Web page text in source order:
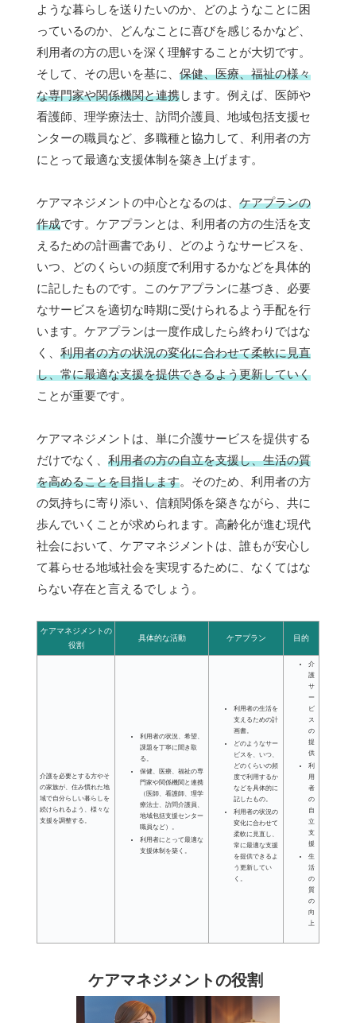
ような暮らしを送りたいのか、どのようなことに困
っているのか、どんなことに喜びを感じるかなど、
利用者の方の思いを深く理解することが大切です。
そして、その思いを基に、 保健、医療、福祉の様々
な専門家や関係機関と連携します。例えば、医師や
看護師、理学療法士、訪問介護員、地域包括支援セ
ンターの職員など、多職種と協力して、利用者の方
にとって最適な支援体制を築き上げます。
ケアマネジメントの中心となるのは、 ケアプランの
作成です。ケアプランとは、利用者の方の生活を支
えるための計画書であり、どのようなサービスを、
いつ、どのくらいの頻度で利用するかなどを具体的
に記したものです。このケアプランに基づき、必要
なサービスを適切な時期に受けられるよう手配を行
います。ケアプランは一度作成したら終わりではな
く、 利用者の方の状況の変化に合わせて柔軟に見直
し、常に最適な支援を提供できるよう更新していく
ことが重要です。
ケアマネジメントは、単に介護サービスを提供する
だけでなく、 利用者の方の自立を支援し、生活の質
を高めることを目指します。そのため、利用者の方
の気持ちに寄り添い、信頼関係を築きながら、共に
歩んでいくことが求められます。高齢化が進む現代
社会において、ケアマネジメントは、誰もが安心し
て暮らせる地域社会を実現するために、なくてはな
らない存在と言えるでしょう。
ケアマネジメントの
役割
具体的な活動 ケアプラン 目的
介護を必要とする方やそ
の家族が、住み慣れた地
域で自分らしい暮らしを
続けられるよう、様々な
支援を調整する。
利用者の状況、希望、
課題を丁寧に聞き取
る。
保健、医療、福祉の専
門家や関係機関と連携
（医師、看護師、理学
療法士、訪問介護員、
地域包括支援センター
職員など）。
利用者にとって最適な
支援体制を築く。
利用者の生活を
支えるための計
画書。
どのようなサー
ビスを、いつ、
どのくらいの頻
度で利用するか
などを具体的に
記したもの。
利用者の状況の
変化に合わせて
柔軟に見直し、
常に最適な支援
を提供できるよ
う更新してい
く。
介
護
サ
ー
ビ
ス
の
提
供
利
用
者
の
自
立
支
援
生
活
の
質
の
向
上
ケアマネジメントの役割